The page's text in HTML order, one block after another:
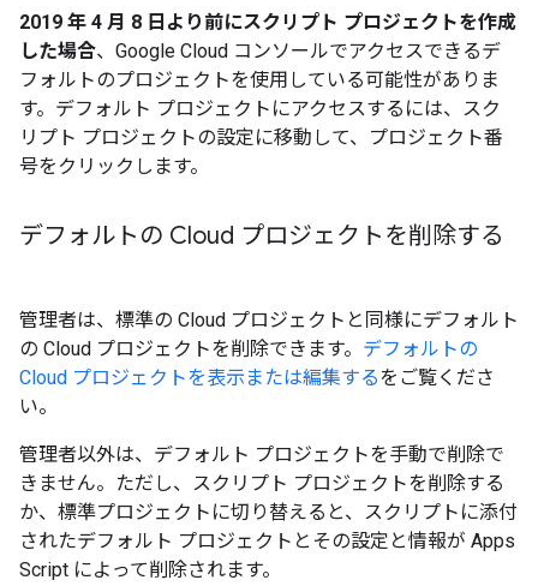
2019 年 4 月 8 日より前にスクリプト プロジェクトを作成
した場合、Google Cloud コンソールでアクセスできるデ
フォルトのプロジェクトを使用している可能性がありま
す。デフォルト プロジェクトにアクセスするには、スク
リプト プロジェクトの設定に移動して、プロジェクト番
号をクリックします。
デフォルトの Cloud プロジェクトを削除する
管理者は、標準の Cloud プロジェクトと同様にデフォルト
の Cloud プロジェクトを削除できます。 デフォルトの
Cloud プロジェクトを表示または編集するをご覧くださ
い。
管理者以外は、デフォルト プロジェクトを手動で削除で
きません。ただし、スクリプト プロジェクトを削除する
か、標準プロジェクトに切り替えると、スクリプトに添付
されたデフォルト プロジェクトとその設定と情報が Apps
Script によって削除されます。